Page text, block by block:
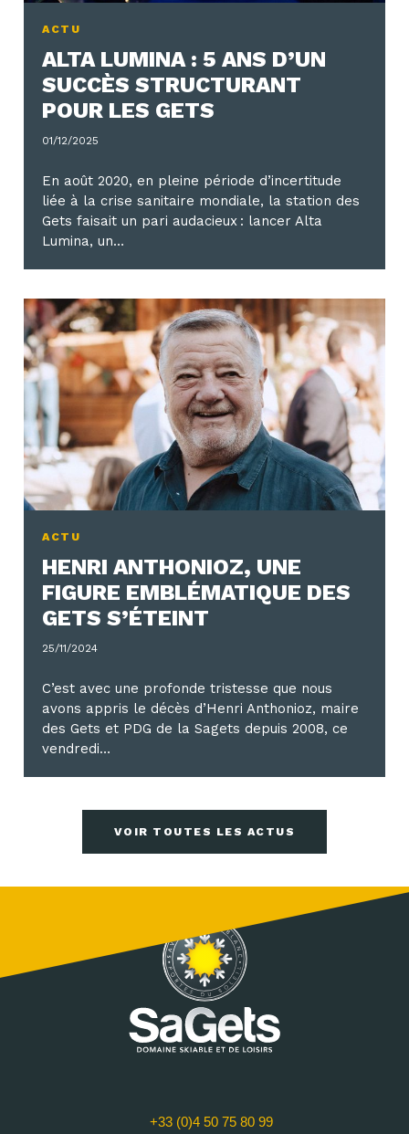
ACTU
ALTA LUMINA : 5 ANS D’UN
SUCCÈS STRUCTURANT
POUR LES GETS
01/12/2025
En août 2020, en pleine période d’incertitude
liée à la crise sanitaire mondiale, la station des
Gets faisait un pari audacieux : lancer Alta
Lumina, un…
ACTU
HENRI ANTHONIOZ, UNE
FIGURE EMBLÉMATIQUE DES
GETS S’ÉTEINT
25/11/2024
C’est avec une profonde tristesse que nous
avons appris le décès d’Henri Anthonioz, maire
des Gets et PDG de la Sagets depuis 2008, ce
vendredi…
VOIR TOUTES LES ACTUS
+33 (0)4 50 75 80 99